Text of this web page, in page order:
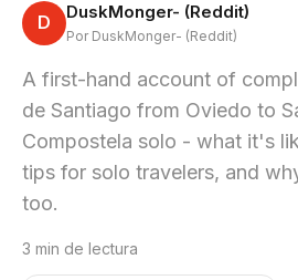
D DuskMonger- (Reddit)
Por DuskMonger- (Reddit)
A first-hand account of
de Santiago from Oviedo to
Compostela solo - what it's
tips for solo travelers, and
too.
3 min de lectura